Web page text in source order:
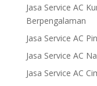
Jasa Service AC
Berpengalaman
Jasa Service AC
Jasa Service AC
Jasa Service AC